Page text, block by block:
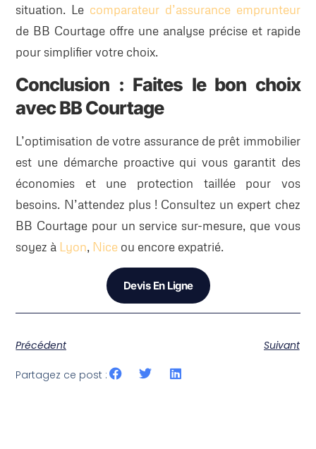
situation. Le comparateur d’assurance emprunteur
de BB Courtage offre une analyse précise et rapide
pour simplifier votre choix.
Conclusion : Faites le bon choix
avec BB Courtage
L’optimisation de votre assurance de prêt immobilier
est une démarche proactive qui vous garantit des
économies et une protection taillée pour vos
besoins. N’attendez plus ! Consultez un expert chez
BB Courtage pour un service sur-mesure, que vous
soyez à Lyon, Nice ou encore expatrié.
Devis En Ligne
Précédent Suivant
Partagez ce post :